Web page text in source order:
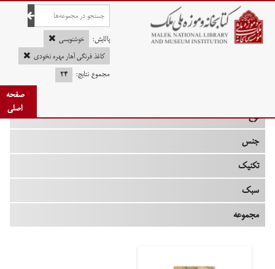
صفحه اصلی
پالایش:
خوشنویسی
کاغذ فرنگی آهار مهره نخودی
مجموع نتایج:
۲۴
صفحه
اصلی
نوع
جنس
تکنیک
سبک
مجموعه